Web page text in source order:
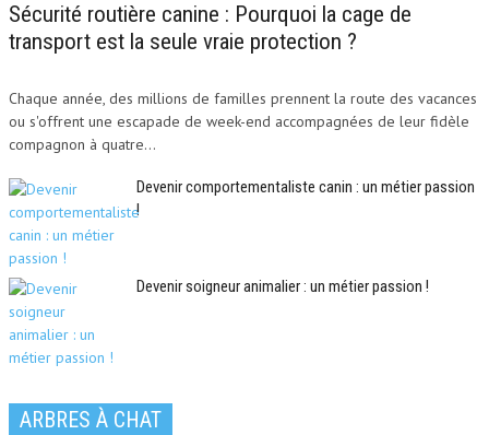
Sécurité routière canine : Pourquoi la cage de
transport est la seule vraie protection ?
Chaque année, des millions de familles prennent la route des vacances
ou s'offrent une escapade de week-end accompagnées de leur fidèle
compagnon à quatre...
Devenir comportementaliste canin : un métier passion
!
Devenir soigneur animalier : un métier passion !
ARBRES À CHAT